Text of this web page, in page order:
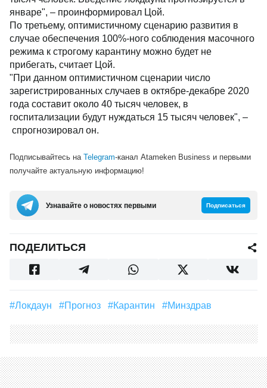
январе", – проинформировал Цой.
По третьему, оптимистичному сценарию развития в
случае обеспечения 100%-ного соблюдения масочного
режима к строгому карантину можно будет не
прибегать, считает Цой.
"При данном оптимистичном сценарии число
зарегистрированных случаев в октябре-декабре 2020
года составит около 40 тысяч человек, в
госпитализации будут нуждаться 15 тысяч человек", –
спрогнозировал он.
Подписывайтесь на Telegram-канал Atameken Business и первыми
получайте актуальную информацию!
Узнавайте о новостях первыми Подписаться
ПОДЕЛИТЬСЯ
#локдаун #прогноз #Карантин #Минздрав